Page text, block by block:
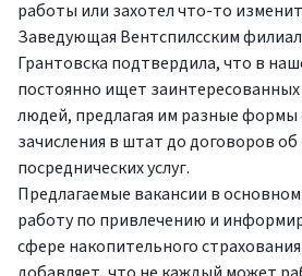
работы или захотел что-то
Заведующая Вентспилсским
Грантовска подтвердила, что в
постоянно ищет
людей, предлагая им разные формы
зачисления в штат до договоров
посреднических услуг.
Предлагаемые вакансии в
работу по привлечению и
сфере накопительного